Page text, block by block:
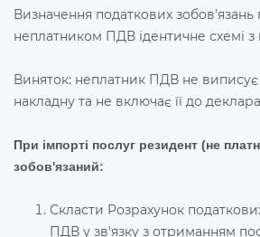
Визначення податкових зобов'язань
неплатником ПДВ ідентичне схемі
Виняток: неплатник ПДВ не виписує
накладну та не включає її до
При імпорті послуг резидент (не
зобов'язаний:
Скласти Розрахунок
ПДВ у зв'язку з отриманням